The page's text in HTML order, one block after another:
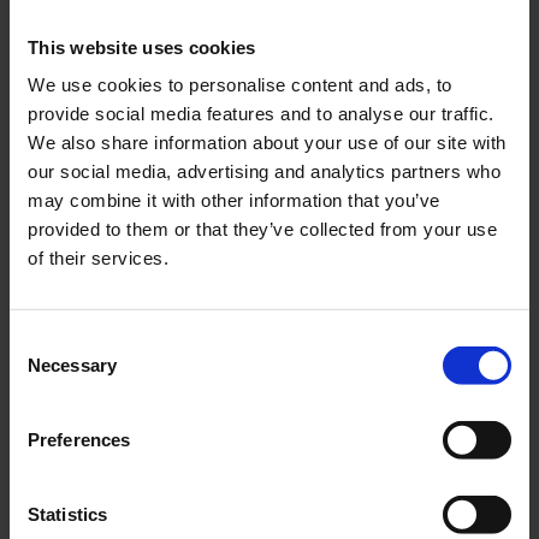
This website uses cookies
We use cookies to personalise content and ads, to
provide social media features and to analyse our traffic.
We also share information about your use of our site with
our social media, advertising and analytics partners who
may combine it with other information that you’ve
provided to them or that they’ve collected from your use
of their services.
Necessary
Preferences
Statistics
Packningssats Zundapp
247
03-34-201
249KR
Lagersats Zundapp 4-
5väx SKF
ZUL004-IM
359KR